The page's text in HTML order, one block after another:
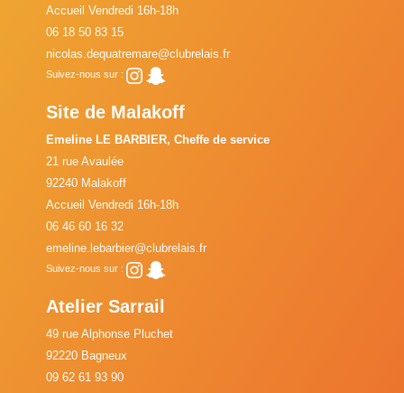
Accueil Vendredi 16h-18h
06 18 50 83 15
nicolas.dequatremare@clubrelais.fr
Suivez-nous sur : Instagram
Snapchat
Site de Malakoff
Emeline LE BARBIER, Cheffe de service
21 rue Avaulée
92240 Malakoff
Accueil Vendredi 16h-18h
06 46 60 16 32
emeline.lebarbier@clubrelais.fr
Suivez-nous sur : Instagram
Snapchat
Atelier Sarrail
49 rue Alphonse Pluchet
92220 Bagneux
09 62 61 93 90